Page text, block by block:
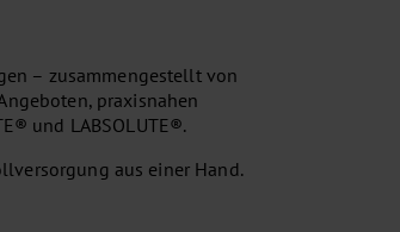
– zusammengestellt von
praxisnahen
und LABSOLUTE®.
aus einer Hand.